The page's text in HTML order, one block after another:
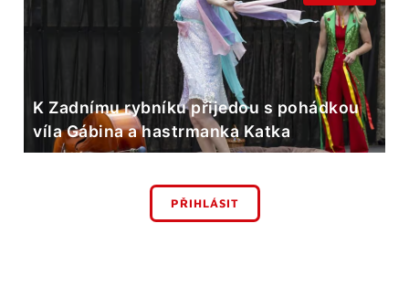
K Zadnímu rybníku přijedou s pohádkou
víla Gábina a hastrmanka Katka
PŘIHLÁSIT